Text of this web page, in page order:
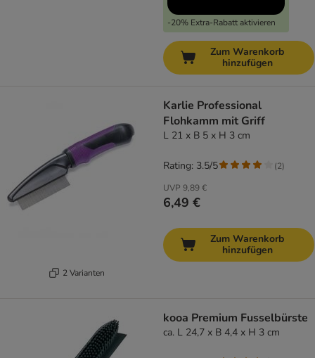
-20% Extra-Rabatt aktivieren
Zum Warenkorb
hinzufügen
2 Varianten
Karlie Professional
Flohkamm mit Griff
L 21 x B 5 x H 3 cm
UVP 9,89 €
6,49 €
Rating: 3.5/5 (2)
Zum Warenkorb
hinzufügen
kooa Premium Fusselbürste
ca. L 24,7 x B 4,4 x H 3 cm